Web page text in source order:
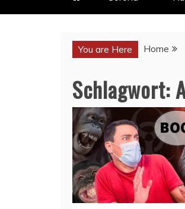
You are Here Home
Schlagwort: